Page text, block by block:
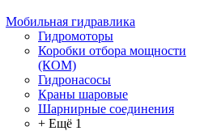
Мобильная гидравлика
Гидромоторы
Коробки отбора мощности
(КОМ)
Гидронасосы
Краны шаровые
Шарнирные соединения
+ Ещё 1